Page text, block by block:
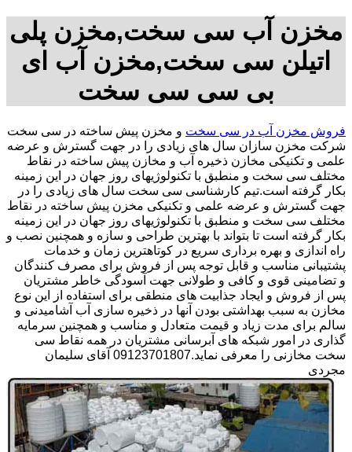
مخزن آب سی سخت,مخزن پلی
اتیلن سی سخت,مخزن آب ای
بی سی سی سخت
فروش مخزن آب در سی سخت و مخزن پیش ساخته در سی سخت
شرکت مخزن سازان سال های زیادی را در جهت گسترش و عرضه
علمی و تکنیکی مخازن ذخیره آب و مخازن پیش ساخته در نقاط
مختلف سی سخت و منطبق با تکنولوژیهای روز جهان در این زمینه
بکار گرفته است.تیم کارشناسی سی سخت سال های زیادی را در
جهت گسترش و عرضه علمی و تکنیکی مخزن پیش ساخته در نقاط
مختلف سی سخت و منطبق با تکنولوژیهای روز جهان در این زمینه
بکار گرفته است تا بتواند با بهترین طراحی و سازه و همچنین نصب و
راه اندازی و بهره برداری سریع در کوتاهترین زمان و خدمات
پشتیبانی مناسب و قابل توجه پس از فروش برای مصرف کنندگان
و تضامینی قوی و کافی و طولانی جهت آسودگی خاطر مشتریان
پس از فروش و ایجاد جذابیت های منطقی برای استفاده از این نوع
مخازن به سبب بهداشتی بودن آنها در ذخیره سازی آب آشامیدنی و
سالم برای مدت زیاد و قیمت متعادل و مناسب و همچنین سرمایه
گذاری در امور شبکه های آبرسانی مشتریان در همه نقاط سی
سخت مخازنی را معرفی نماید.09123701807 آقای سلیمان
مجردی